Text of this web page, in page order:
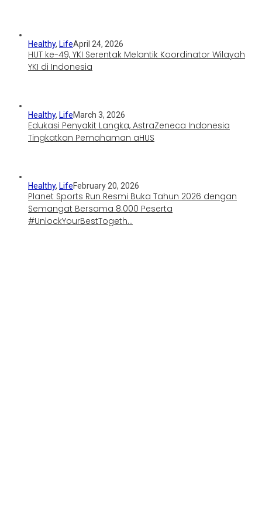
Healthy, LifeApril 24, 2026
HUT ke-49, YKI Serentak Melantik Koordinator Wilayah
YKI di Indonesia
Healthy, LifeMarch 3, 2026
Edukasi Penyakit Langka, AstraZeneca Indonesia
Tingkatkan Pemahaman aHUS
Healthy, LifeFebruary 20, 2026
Planet Sports Run Resmi Buka Tahun 2026 dengan
Semangat Bersama 8.000 Peserta
#UnlockYourBestTogeth…